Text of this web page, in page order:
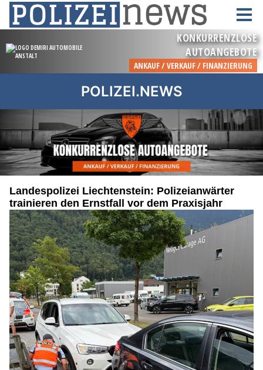
POLIZEI.NEWS
Landespolizei Liechtenstein: Polizeianwärter
trainieren den Ernstfall vor dem Praxisjahr